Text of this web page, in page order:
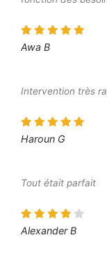
Awa B
Intervention très
Haroun G
Tout était parfait
Alexander B